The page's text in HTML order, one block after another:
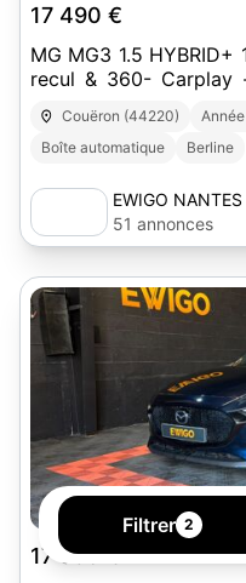
17 490 €
MG MG3 1.5
recul & 360- Carplay
chauffant
Couëron (44220)
Boîte automatique
Berline
EWIGO
51 annonces
17 990 €
Filtrer 2